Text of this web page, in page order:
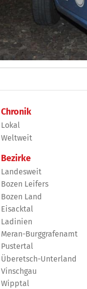
Chronik
Lokal
Weltweit
Bezirke
Landesweit
Bozen Leifers
Bozen Land
Eisacktal
Ladinien
Meran-Burggrafenamt
Pustertal
Überetsch-Unterland
Vinschgau
Wipptal